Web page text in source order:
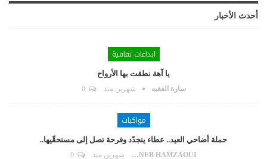
أحدث الأخبار
ابداعات ثقافية
يا آهة نطقت بها الأرواح
سارة الفقيه شهرين منذ 0
مواكبات
حملة أضاحي العيد.. عطاء يتجدّد وفرحة تصل إلى مستحقّيها..
ZAYNEB HAMZAOUI شهرين منذ